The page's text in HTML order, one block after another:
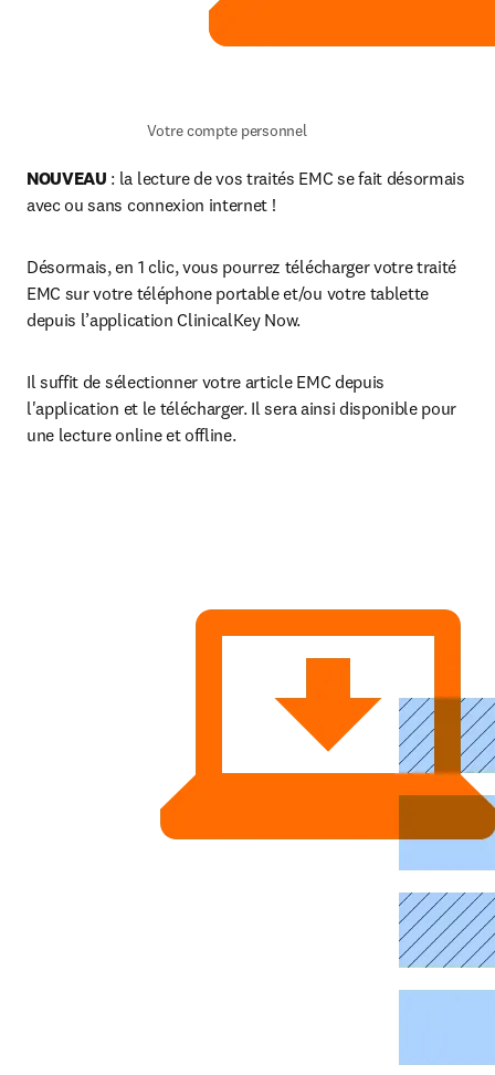
Votre compte personnel
NOUVEAU : la lecture de vos traités EMC se fait désormais
avec ou sans connexion internet !
Désormais, en 1 clic, vous pourrez télécharger votre traité
EMC sur votre téléphone portable et/ou votre tablette
depuis l’application ClinicalKey Now.
Il suffit de sélectionner votre article EMC depuis
l'application et le télécharger. Il sera ainsi disponible pour
une lecture online et offline.